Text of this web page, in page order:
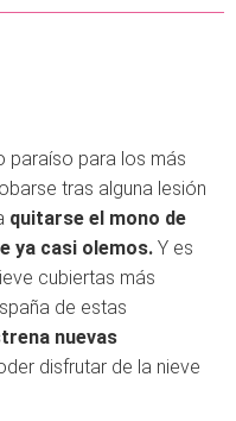
paraíso para los más
tras alguna lesión
quitarse el mono de
ya casi olemos. Y es
cubiertas más
de estas
nuevas
disfrutar de la nieve